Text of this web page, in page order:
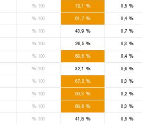
%100 % %
%100 %
61,7 %
%100 %
43,9 %
%100 %
26,5 %
%100 %
68,6 %
%100 % %
%100 %
67,2 %
%100 % %
%100 %
68,6 %
%100 %
41,8 %